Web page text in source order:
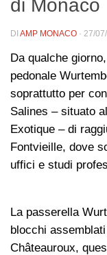
di Monaco
DI AMP MONACO · 27/
Da qualche
pedonale
soprattutto per
Salines – situato
Exotique – di
Fontvieille, dove
uffici e studi
La passerella
blocchi
Châteauroux,